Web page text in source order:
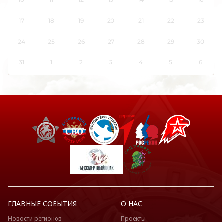
Краснодарский край
Курская область
Липецкая область
Луганская Народная Республика
Магаданская область
Московская область
17 18 19 20 21 22 23
24 25 26 27 28 29 30
31 1 2 3 4 5 6
ГЛАВНЫЕ СОБЫТИЯ
Новости регионов
О НАС
Проекты